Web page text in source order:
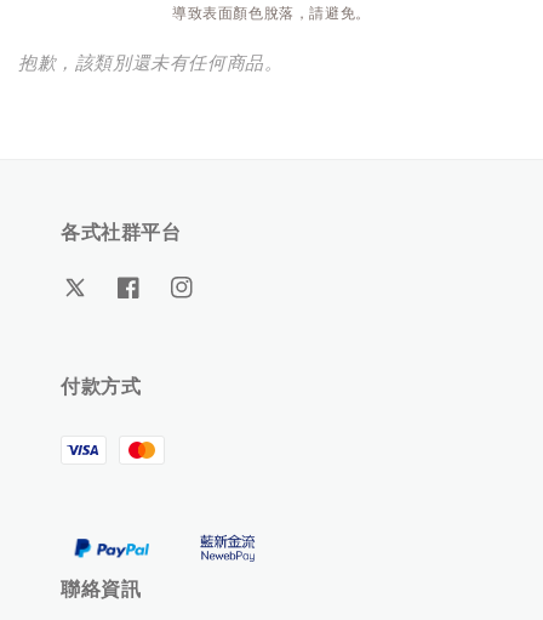
導致表面顏色脫落，請避免。
抱歉，該類別還未有任何商品。
各式社群平台
付款方式
聯絡資訊